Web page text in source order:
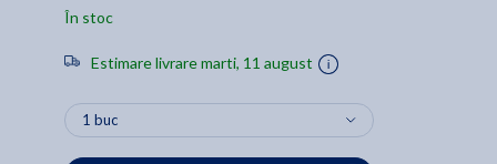
În stoc
Estimare livrare marti, 11 august